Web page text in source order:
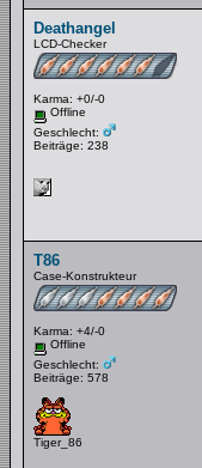
Deathangel
LCD-Checker
Karma: +0/-0
Offline
Geschlecht:
Beiträge: 238
T86
Case-Konstrukteur
Karma: +4/-0
Offline
Geschlecht:
Beiträge: 578
Tiger_86